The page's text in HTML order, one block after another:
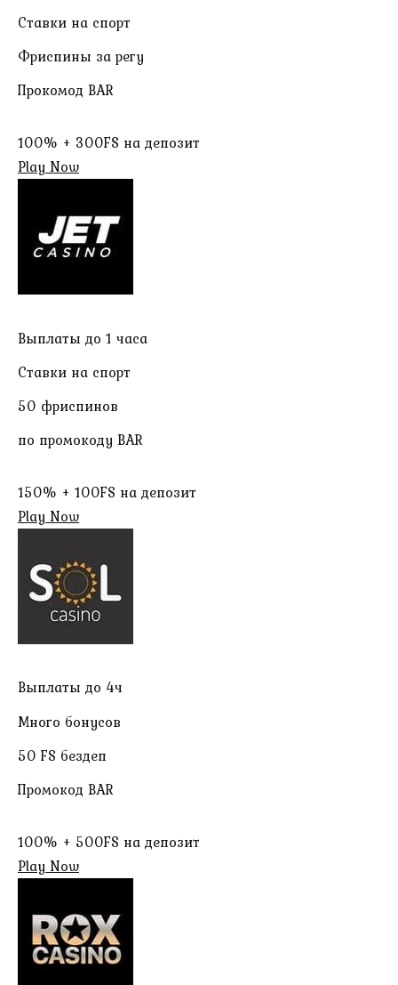
Ставки на спорт
Фриспины за регу
Прокомод BAR
100% + 300FS на депозит
Play Now
Выплаты до 1 часа
Ставки на спорт
50 фриспинов
по промокоду BAR
150% + 100FS на депозит
Play Now
Выплаты до 4ч
Много бонусов
50 FS бездеп
Промокод BAR
100% + 500FS на депозит
Play Now